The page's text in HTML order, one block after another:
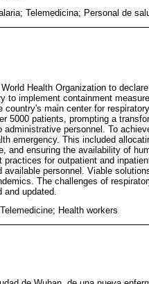
Telemedicina; Personal de
Health Organization to
to implement containment
main center for
5000 patients, prompting a
personnel. To
emergency. This included
and ensuring the availability of
for outpatient and
personnel. Viable
The challenges of
updated.
Health workers